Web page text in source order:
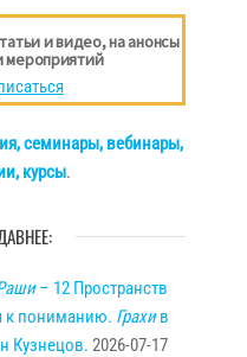
и видео, на анонсы
мероприятий
семинары, вебинары,
курсы.
– 12 Пространств
к пониманию. Грахив
Кузнецов. 2026-07-17